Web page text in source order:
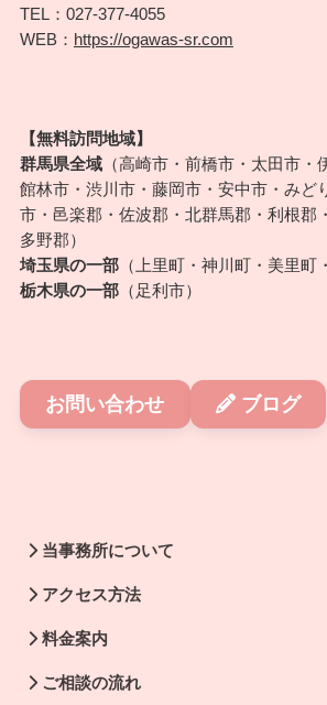
TEL：027-377-4055
WEB： https://ogawas-sr.com
【無料訪問地域】
群馬県全域（高崎市・前橋市・太田市・
館林市・渋川市・藤岡市・安中市・みど
市・邑楽郡・佐波郡・北群馬郡・利根郡
多野郡）
埼玉県の一部（上里町・神川町・美里町
栃木県の一部（足利市）
お問い合わせ ブログ
当事務所について
アクセス方法
料金案内
ご相談の流れ